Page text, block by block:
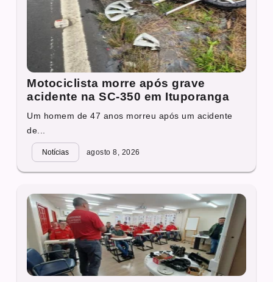
Motociclista morre após grave
acidente na SC-350 em Ituporanga
Um homem de 47 anos morreu após um acidente
de...
Notícias agosto 8, 2026